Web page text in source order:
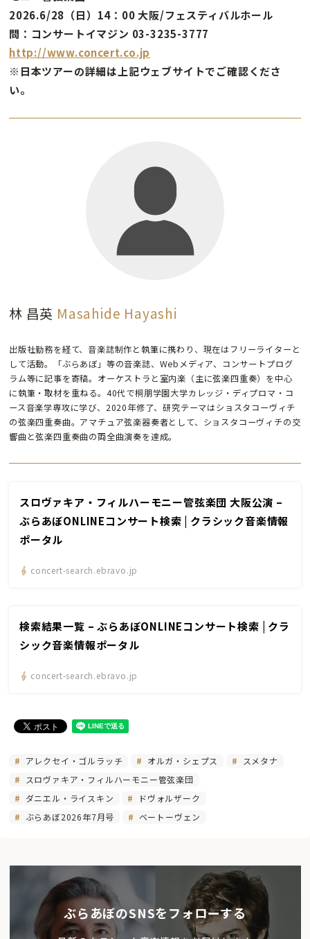
2026.6/28（日）14：00 大阪/フェスティバルホール
問：コンサートイマジン 03-3235-3777
http://www.concert.co.jp
※日本ツアーの詳細は上記ウェブサイトでご確認くださ
い。
林 昌英 Masahide Hayashi
出版社勤務を経て、音楽誌制作と執筆に携わり、現在はフリーライターと
して活動。「ぶらあぼ」等の音楽誌、Webメディア、コンサートプログ
ラム等に記事を寄稿。オーケストラと室内楽（主に弦楽四重奏）を中心
に執筆・取材を重ねる。40代で桐朋学園大学カレッジ・ディプロマ・コ
ース音楽学専攻に学び、2020年修了、研究テーマはショスタコーヴィチ
の弦楽四重奏曲。アマチュア弦楽器奏者として、ショスタコーヴィチの交
響曲と弦楽四重奏曲の両全曲演奏を達成。
スロヴァキア・フィルハーモニー管弦楽団 大阪公演 –
ぶらあぼONLINEコンサート検索 | クラシック音楽情報
ポータル
concert-search.ebravo.jp
検索結果一覧 – ぶらあぼONLINEコンサート検索 | クラ
シック音楽情報ポータル
concert-search.ebravo.jp
アレクセイ・ゴルラッチ オルガ・シェプス
スメタナ
スロヴァキア・フィルハーモニー管弦楽団
ダニエル・ライスキン
ドヴォルザーク
ぶらあぼ2026年7月号
ベートーヴェン
ぶらあぼのSNSをフォローする